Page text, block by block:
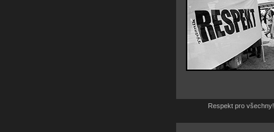
Respekt pro všechny!